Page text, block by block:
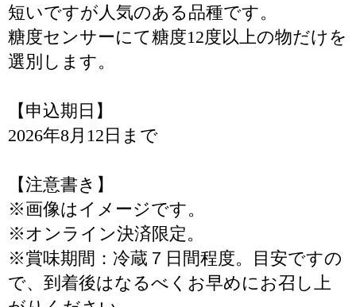
短いですが人気のある品種です。
糖度センサーにて糖度12度以上の物だけを
選別します。
【申込期日】
2026年8月12日まで
【注意書き】
※画像はイメージです。
※オンライン決済限定。
※賞味期間：冷蔵７日間程度。目安ですの
で、到着後はなるべくお早めにお召し上